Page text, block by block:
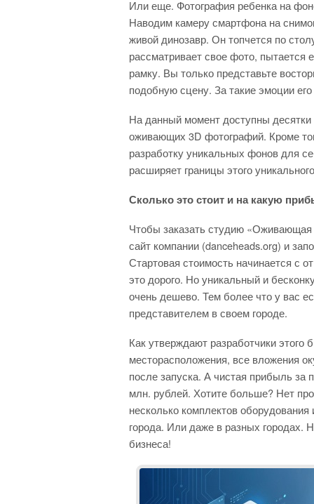
Или еще. Фотография ребенка на
Наводим камеру смартфона на
живой динозавр. Он топчется по
рассматривает свое фото, пытается
рамку. Вы только представьте
подобную сцену. За такие эмоции
На данный момент доступны
оживающих 3D фотографий. Кроме
разработку уникальных фонов для
расширяет границы этого
Сколько это стоит и на какую
Чтобы заказать студию «Оживающая
сайт компании (danceheads.org) и
Стартовая стоимость начинается с
это дорого. Но уникальный и
очень дешево. Тем более что у вас
представителем в своем городе.
Как утверждают разработчики этого
месторасположения, все вложения
после запуска. А чистая прибыль за
млн. рублей. Хотите больше? Нет
несколько комплектов
города. Или даже в разных городах.
бизнеса!